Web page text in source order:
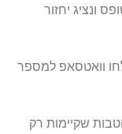
ונציג יחזור
וואטסאפ למספר
שקיימות רק